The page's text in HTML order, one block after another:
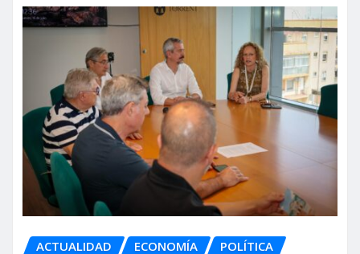
ACTUALIDAD ECONOMÍA POLÍTICA